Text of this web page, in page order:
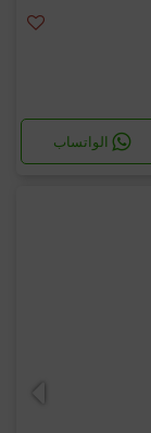
الواتساب